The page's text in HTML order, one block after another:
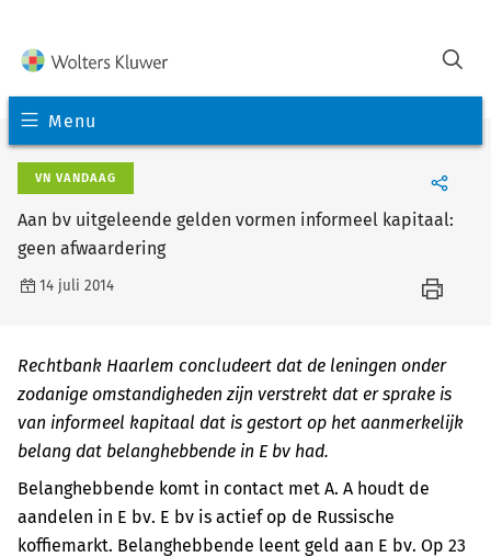
Menu
VN VANDAAG
Aan bv uitgeleende gelden vormen informeel kapitaal:
geen afwaardering
14 juli 2014
Rechtbank Haarlem concludeert dat de leningen onder
zodanige omstandigheden zijn verstrekt dat er sprake is
van informeel kapitaal dat is gestort op het aanmerkelijk
belang dat belanghebbende in E bv had.
Belanghebbende komt in contact met A. A houdt de
aandelen in E bv. E bv is actief op de Russische
koffiemarkt. Belanghebbende leent geld aan E bv. Op 23